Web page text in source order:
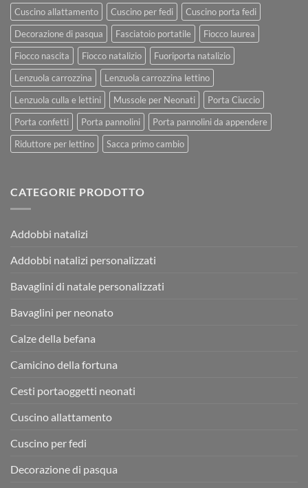
Cuscino allattamento
Cuscino per fedi
Cuscino porta fedi
Decorazione di pasqua
Fasciatoio portatile
Fiocco laurea
Fiocco nascita
Fiocco natalizio
Fuoriporta natalizio
Lenzuola carrozzina
Lenzuola carrozzina lettino
Lenzuola culla e lettini
Mussole per Neonati
Porta Ciuccio
Porta confetti
Porta pannolini
Porta pannolini da appendere
Riduttore per lettino
Sacca primo cambio
CATEGORIE PRODOTTO
Addobbi natalizi
Addobbi natalizi personalizzati
Bavaglini di natale personalizzati
Bavaglini per neonato
Calze della befana
Camicino della fortuna
Cesti portaoggetti neonati
Cuscino allattamento
Cuscino per fedi
Decorazione di pasqua